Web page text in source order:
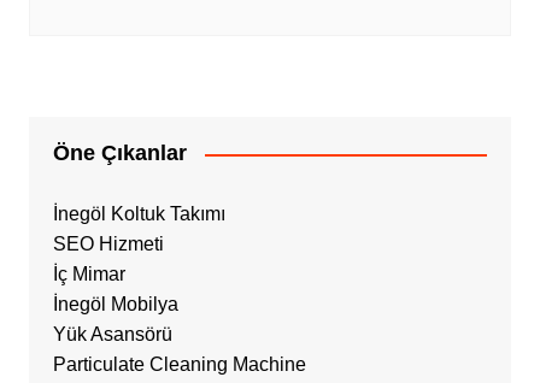
Öne Çıkanlar
İnegöl Koltuk Takımı
SEO Hizmeti
İç Mimar
İnegöl Mobilya
Yük Asansörü
Particulate Cleaning Machine